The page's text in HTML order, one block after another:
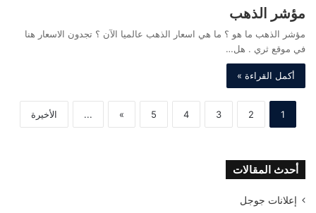
مؤشر الذهب
مؤشر الذهب ما هو ؟ ما هي اسعار الذهب عالميا الآن ؟ تجدون الاسعار هنا
في موقع ثري . هل…
أكمل القراءة »
1
2
3
4
5
»
... الأخيرة
أحدث المقالات
إعلانات جوجل